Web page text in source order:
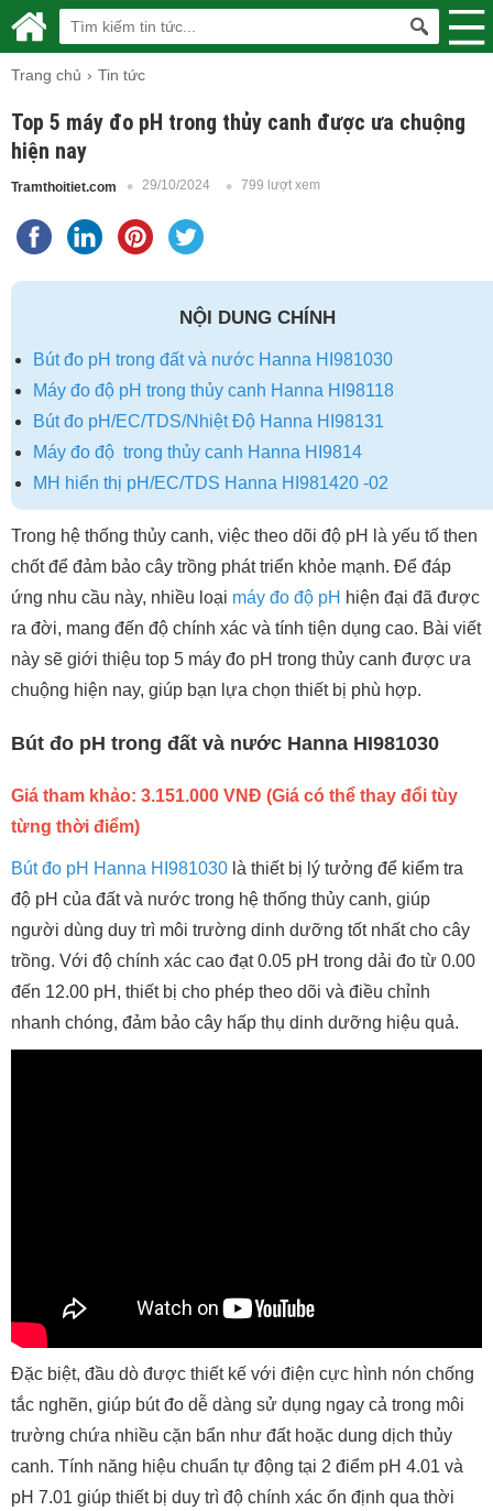
Trang chủ Tin tức
Top 5 máy đo pH trong thủy canh được ưa chuộng
hiện nay
Tramthoitiet.com 29/10/2024 799 lượt xem
NỘI DUNG CHÍNH
Bút đo pH trong đất và nước Hanna HI981030
Máy đo độ pH trong thủy canh Hanna HI98118
Bút đo pH/EC/TDS/Nhiệt Độ Hanna HI98131
Máy đo độ trong thủy canh Hanna HI9814
MH hiển thị pH/EC/TDS Hanna HI981420 -02
Trong hệ thống thủy canh, việc theo dõi độ pH là yếu tố then
chốt để đảm bảo cây trồng phát triển khỏe mạnh. Để đáp
ứng nhu cầu này, nhiều loại máy đo độ pH hiện đại đã được
ra đời, mang đến độ chính xác và tính tiện dụng cao. Bài viết
này sẽ giới thiệu top 5 máy đo pH trong thủy canh được ưa
chuộng hiện nay, giúp bạn lựa chọn thiết bị phù hợp.
Bút đo pH trong đất và nước Hanna HI981030
Giá tham khảo: 3.151.000 VNĐ (Giá có thể thay đổi tùy
từng thời điểm)
Bút đo pH Hanna HI981030 là thiết bị lý tưởng để kiểm tra
độ pH của đất và nước trong hệ thống thủy canh, giúp
người dùng duy trì môi trường dinh dưỡng tốt nhất cho cây
trồng. Với độ chính xác cao đạt 0.05 pH trong dải đo từ 0.00
đến 12.00 pH, thiết bị cho phép theo dõi và điều chỉnh
nhanh chóng, đảm bảo cây hấp thụ dinh dưỡng hiệu quả.
Đặc biệt, đầu dò được thiết kế với điện cực hình nón chống
tắc nghẽn, giúp bút đo dễ dàng sử dụng ngay cả trong môi
trường chứa nhiều cặn bẩn như đất hoặc dung dịch thủy
canh. Tính năng hiệu chuẩn tự động tại 2 điểm pH 4.01 và
pH 7.01 giúp thiết bị duy trì độ chính xác ổn định qua thời